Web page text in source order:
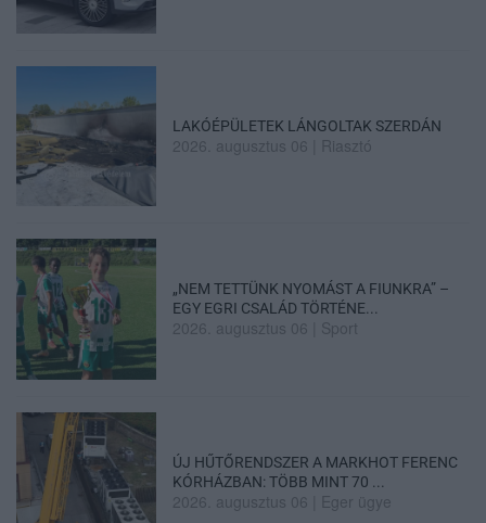
LAKÓÉPÜLETEK LÁNGOLTAK SZERDÁN
2026. augusztus 06 Riasztó
„NEM TETTÜNK NYOMÁST A FIUNKRA” –
EGY EGRI CSALÁD TÖRTÉNE...
2026. augusztus 06 Sport
ÚJ HŰTŐRENDSZER A MARKHOT FERENC
KÓRHÁZBAN: TÖBB MINT 70 ...
2026. augusztus 06 Eger ügye